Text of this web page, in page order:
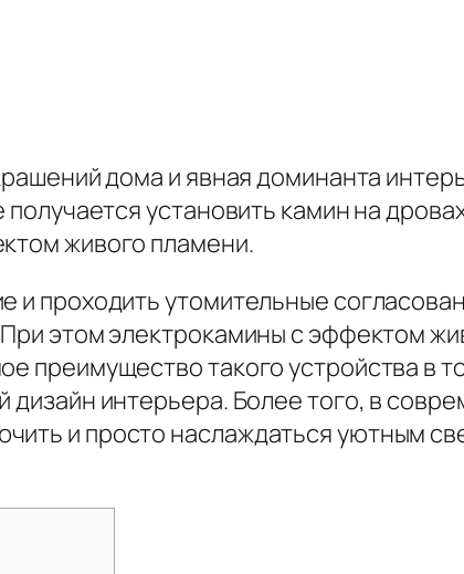
дома и явная доминанта
установить камин на
живого пламени.
проходить утомительные
этом электрокамины с эффектом
преимущество такого устройства в
дизайн интерьера. Более того, в
и просто наслаждаться уютным